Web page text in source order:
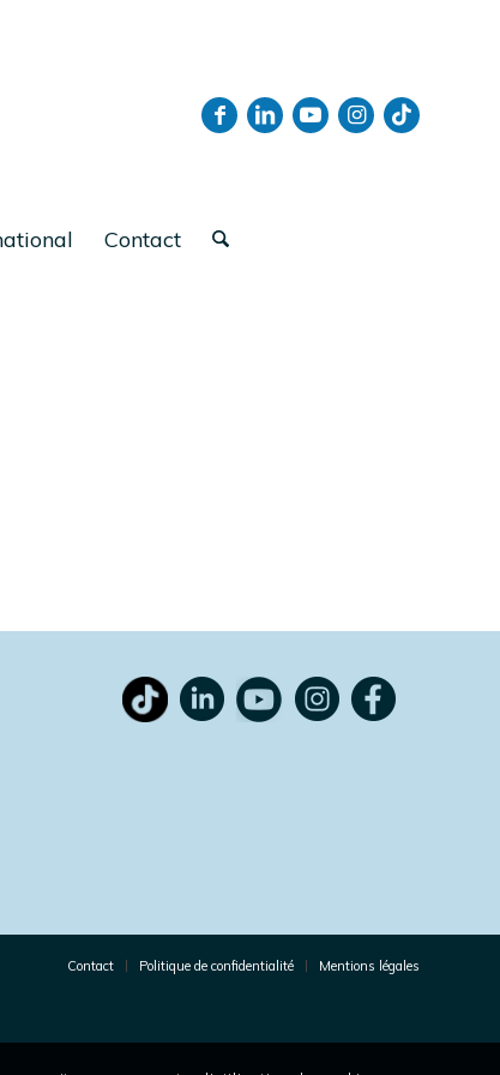
Contact
Contact Politique de confidentialité Mentions légales